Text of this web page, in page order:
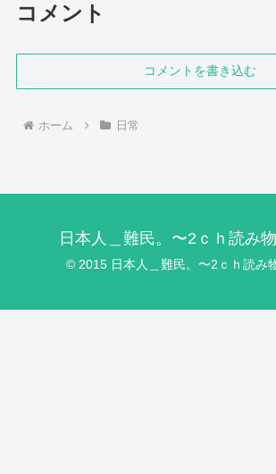
コメント
コメントを書き込む
ホーム 日常
日本人＿難民。〜2ｃｈ読み
© 2015 日本人＿難民。〜2ｃｈ読み